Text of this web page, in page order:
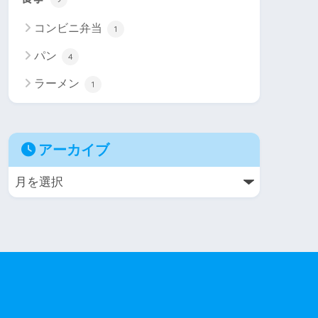
コンビニ弁当 1
パン 4
ラーメン 1
アーカイブ